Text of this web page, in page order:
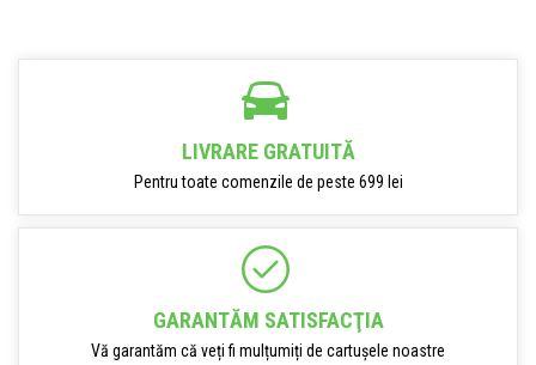
LIVRARE GRATUITĂ
Pentru toate comenzile de peste 699 lei
GARANTĂM SATISFACŢIA
Vă garantăm că veți fi mulțumiți de cartușele noastre